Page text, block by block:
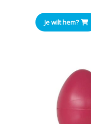
Je wilt hem?